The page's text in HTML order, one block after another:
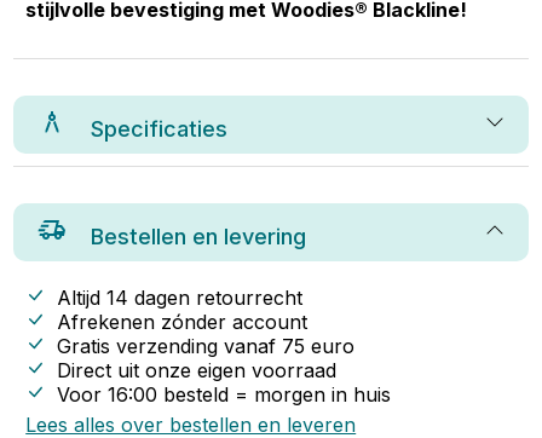
stijlvolle bevestiging met Woodies® Blackline!
Specificaties
Bestellen en levering
Altijd 14 dagen retourrecht
Afrekenen zónder account
Gratis verzending vanaf 75 euro
Direct uit onze eigen voorraad
Voor 16:00 besteld = morgen in huis
Lees alles over bestellen en leveren